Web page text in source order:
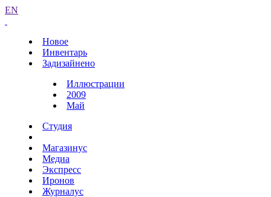
EN
Новое
Инвентарь
Задизайнено
Иллюстрации
2009
Май
Студия
Магазинус
Медиа
Экспресс
Иронов
Журналус